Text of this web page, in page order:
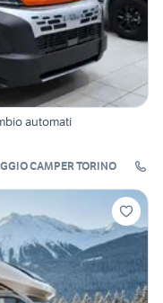
automati
CAMPER TORINO